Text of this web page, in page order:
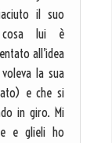
il suo
cosa lui è
all’idea
la sua
e che si
in giro. Mi
e glieli ho